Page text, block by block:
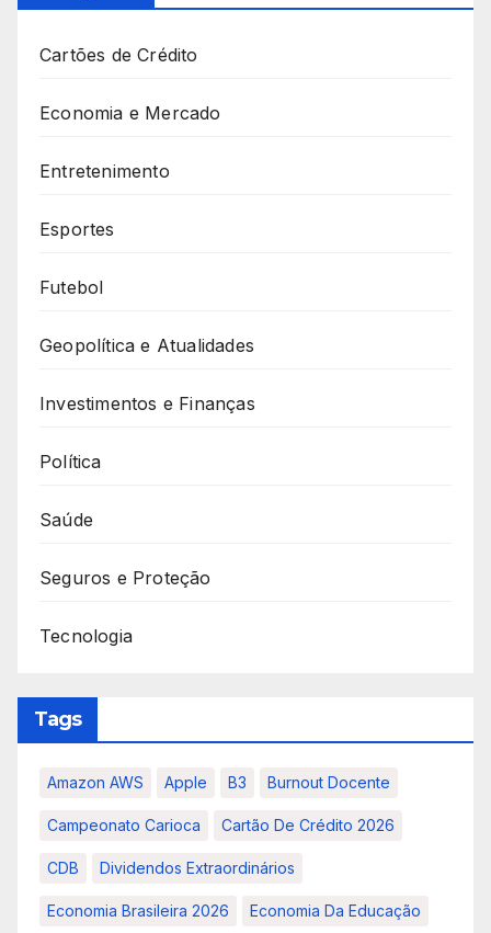
Cartões de Crédito
Economia e Mercado
Entretenimento
Esportes
Futebol
Geopolítica e Atualidades
Investimentos e Finanças
Política
Saúde
Seguros e Proteção
Tecnologia
Tags
Amazon AWS Apple B3 Burnout Docente
Campeonato Carioca Cartão De Crédito 2026
CDB Dividendos Extraordinários
Economia Brasileira 2026 Economia Da Educação